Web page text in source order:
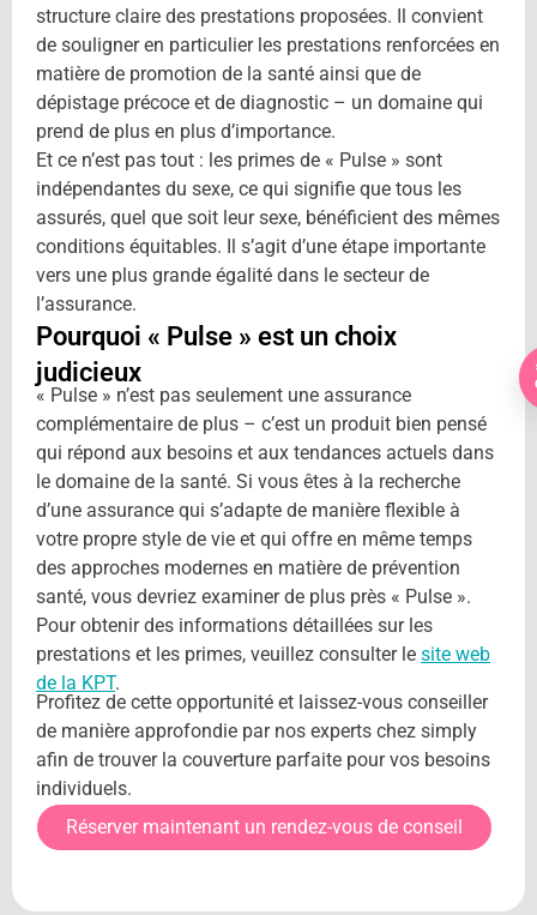
structure claire des prestations proposées. Il convient
de souligner en particulier les prestations renforcées en
matière de promotion de la santé ainsi que de
dépistage précoce et de diagnostic – un domaine qui
prend de plus en plus d’importance.
Et ce n’est pas tout : les primes de « Pulse » sont
indépendantes du sexe, ce qui signifie que tous les
assurés, quel que soit leur sexe, bénéficient des mêmes
conditions équitables. Il s’agit d’une étape importante
vers une plus grande égalité dans le secteur de
l’assurance.
Pourquoi « Pulse » est un choix
judicieux
« Pulse » n’est pas seulement une assurance
complémentaire de plus – c’est un produit bien pensé
qui répond aux besoins et aux tendances actuels dans
le domaine de la santé. Si vous êtes à la recherche
d’une assurance qui s’adapte de manière flexible à
votre propre style de vie et qui offre en même temps
des approches modernes en matière de prévention
santé, vous devriez examiner de plus près « Pulse ».
Pour obtenir des informations détaillées sur les
prestations et les primes, veuillez consulter le site web
de la KPT.
Profitez de cette opportunité et laissez-vous conseiller
de manière approfondie par nos experts chez simply
afin de trouver la couverture parfaite pour vos besoins
individuels.
Réserver maintenant un rendez-vous de conseil